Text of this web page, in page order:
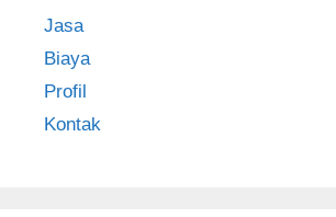
Jasa
Biaya
Profil
Kontak